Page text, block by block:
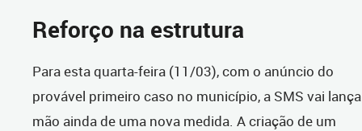
Reforço na estrutura
Para esta quarta-feira (11/03), com o anúncio do
provável primeiro caso no município, a SMS vai
mão ainda de uma nova medida. A criação de um